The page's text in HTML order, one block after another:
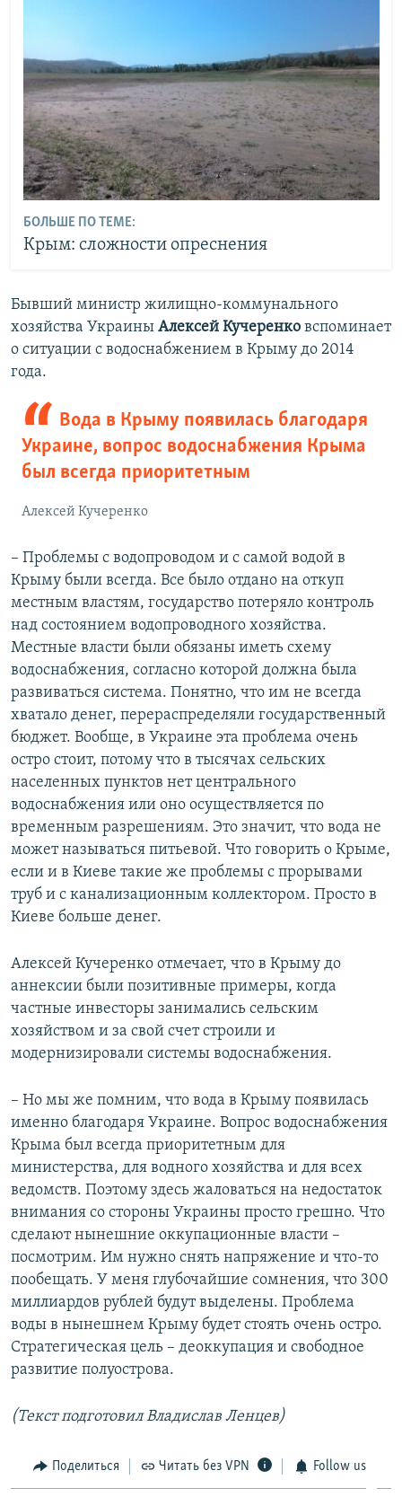
БОЛЬШЕ ПО ТЕМЕ:
Крым: сложности опреснения
Бывший министр жилищно-коммунального
хозяйства Украины Алексей Кучеренко вспоминает
о ситуации с водоснабжением в Крыму до 2014
года.
Вода в Крыму появилась благодаря
Украине, вопрос водоснабжения Крыма
был всегда приоритетным
Алексей Кучеренко
– Проблемы с водопроводом и с самой водой в
Крыму были всегда. Все было отдано на откуп
местным властям, государство потеряло контроль
над состоянием водопроводного хозяйства.
Местные власти были обязаны иметь схему
водоснабжения, согласно которой должна была
развиваться система. Понятно, что им не всегда
хватало денег, перераспределяли государственный
бюджет. Вообще, в Украине эта проблема очень
остро стоит, потому что в тысячах сельских
населенных пунктов нет центрального
водоснабжения или оно осуществляется по
временным разрешениям. Это значит, что вода не
может называться питьевой. Что говорить о Крыме,
если и в Киеве такие же проблемы с прорывами
труб и с канализационным коллектором. Просто в
Киеве больше денег.
Алексей Кучеренко отмечает, что в Крыму до
аннексии были позитивные примеры, когда
частные инвесторы занимались сельским
хозяйством и за свой счет строили и
модернизировали системы водоснабжения.
– Но мы же помним, что вода в Крыму появилась
именно благодаря Украине. Вопрос водоснабжения
Крыма был всегда приоритетным для
министерства, для водного хозяйства и для всех
ведомств. Поэтому здесь жаловаться на недостаток
внимания со стороны Украины просто грешно. Что
сделают нынешние оккупационные власти –
посмотрим. Им нужно снять напряжение и что-то
пообещать. У меня глубочайшие сомнения, что 300
миллиардов рублей будут выделены. Проблема
воды в нынешнем Крыму будет стоять очень остро.
Стратегическая цель – деоккупация и свободное
развитие полуострова.
(Текст подготовил Владислав Ленцев)
Поделиться Читать без VPN Follow us